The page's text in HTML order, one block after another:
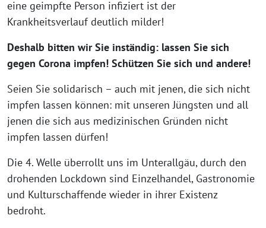
eine geimpfte Person infiziert ist der
Krankheitsverlauf deutlich milder!
Deshalb bitten wir Sie inständig: lassen Sie sich
gegen Corona impfen! Schützen Sie sich und andere!
Seien Sie solidarisch – auch mit jenen, die sich nicht
impfen lassen können: mit unseren Jüngsten und all
jenen die sich aus medizinischen Gründen nicht
impfen lassen dürfen!
Die 4. Welle überrollt uns im Unterallgäu, durch den
drohenden Lockdown sind Einzelhandel, Gastronomie
und Kulturschaffende wieder in ihrer Existenz
bedroht.